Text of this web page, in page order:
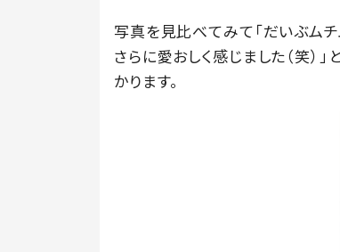
写真を見比べてみて「だいぶムチ
さらに愛おしく感じました（笑）
かります。